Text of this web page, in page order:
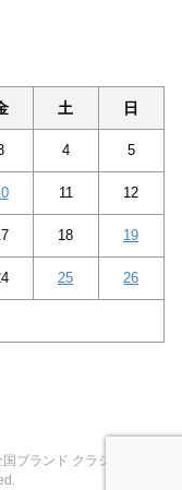
土 日
4 5
11 12
18 19
25 26
ブランド クラシード® ,